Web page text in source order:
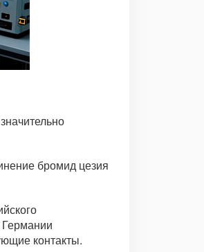
бромид цезия
Германии
контакты.